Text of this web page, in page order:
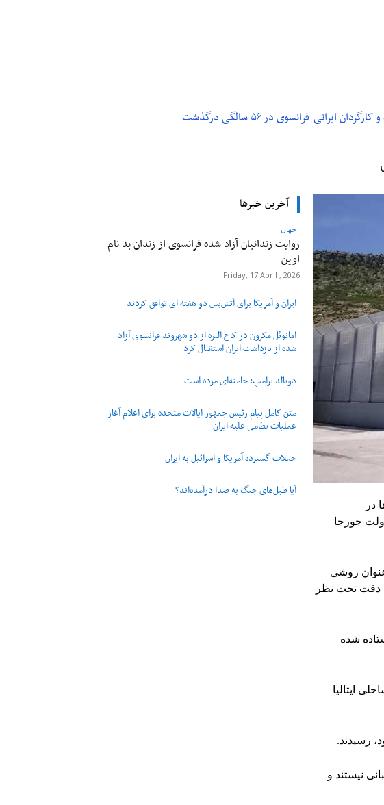
ایرانی-فرانسوی در ۵۶ سالگی درگذشت
در
جورجا
روشی
دقت تحت نظر
شده
ایتالیا
رسیدند.
نیستند و
آخرین خبرها
جهان
روایت زندانیان آزاد شده فرانسوی از زندان ‌بد نام
اوین
Friday, 17 April , 2026
ایران و آمریکا برای آتش‌بس دو هفته‌ ای توافق کردند
امانوئل مکرون در کاخ الیزه از دو شهروند فرانسوی آزاد
شده از بازداشت ایران استقبال کرد
دونالد ترامپ: خامنه‌ای مرده است
متن کامل پیام رئیس جمهور ایالات متحده برای اعلام آغاز
عملیات نظامی علیه ایران
حملات گسترده آمریکا و اسرائیل به ایران
آیا طبل‌های جنگ به صدا درآمده‌اند؟